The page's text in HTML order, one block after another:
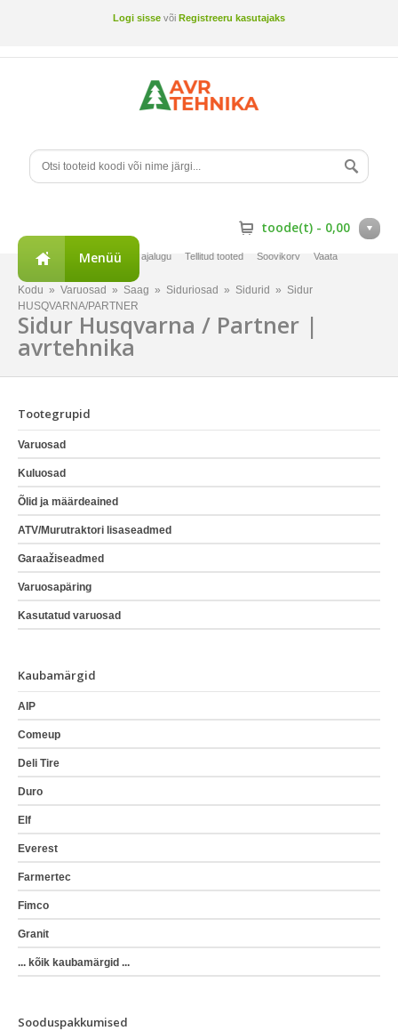
Logi sisse või Registreeru kasutajaks
toode(t) - 0,00
Minu konto Tellimuste ajalugu Tellitud tooted Soovikorv
Vaata
Menüü
Kodu » Varuosad » Saag » Siduriosad » Sidurid » Sidur
HUSQVARNA/PARTNER
Sidur Husqvarna / Partner |
avrtehnika
Tootegrupid
Varuosad
Kuluosad
Õlid ja määrdeained
ATV/Murutraktori lisaseadmed
Garaažiseadmed
Varuosapäring
Kasutatud varuosad
Kaubamärgid
AIP
Comeup
Deli Tire
Duro
Elf
Everest
Farmertec
Fimco
Granit
... kõik kaubamärgid ...
Sooduspakkumised